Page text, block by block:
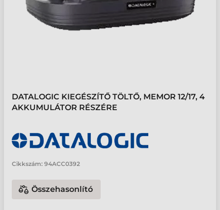
DATALOGIC KIEGÉSZÍTŐ TÖLTŐ, MEMOR 12/17, 4
AKKUMULÁTOR RÉSZÉRE
Cikkszám: 94ACC0392
Összehasonlító